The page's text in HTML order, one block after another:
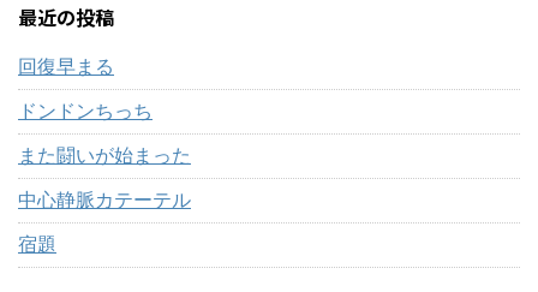
最近の投稿
回復早まる
ドンドンちっち
また闘いが始まった
中心静脈カテーテル
宿題